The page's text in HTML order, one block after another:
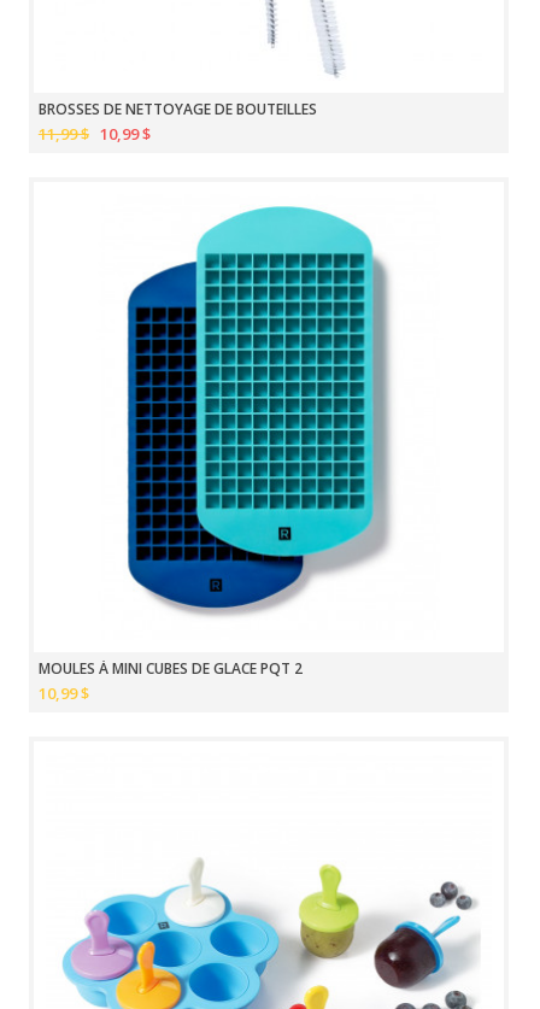
BROSSES DE NETTOYAGE DE BOUTEILLES
11,99 $ 10,99 $
MOULES À MINI CUBES DE GLACE PQT 2
10,99 $